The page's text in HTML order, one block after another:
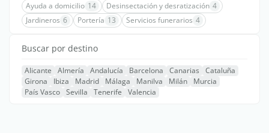
Ayuda a domicilio 14 Desinsectación y desratización 4
Jardineros 6 Portería 13 Servicios funerarios 4
Buscar por destino
Alicante Almería Andalucía Barcelona Canarias
Cataluña
Girona
Ibiza Madrid Málaga Manilva Milán
Murcia
País Vasco Sevilla Tenerife Valencia